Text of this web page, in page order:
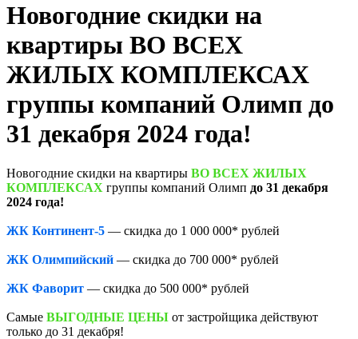
Новогодние скидки на
квартиры ВО ВСЕХ
ЖИЛЫХ КОМПЛЕКСАХ
группы компаний Олимп до
31 декабря 2024 года!
Новогодние скидки на квартиры ВО ВСЕХ ЖИЛЫХ
КОМПЛЕКСАХ группы компаний Олимп до 31 декабря
2024 года!
ЖК Континент-5 — скидка до 1 000 000* рублей
ЖК Олимпийский — скидка до 700 000* рублей
ЖК Фаворит — скидка до 500 000* рублей
Самые ВЫГОДНЫЕ ЦЕНЫ от застройщика действуют
только до 31 декабря!